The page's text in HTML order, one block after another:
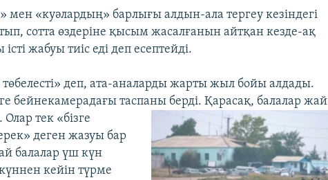
мен «куәлардың» барлығы алдын-ала тергеу кезіндегі
сотта өздеріне қысым жасалғанын айтқан кезде-ақ
жабуы тиіс еді деп есептейді.
төбелесті» деп, ата-аналарды жарты жыл бойы алдады.
бейнекамерадағы таспаны берді.Қарасақ, балалар жай
тек «бізге
деген жазуы бар
балалар үш күн
кейін түрме